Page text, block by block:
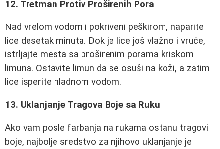
12. Tretman Protiv Proširenih Pora
Nad vrelom vodom i pokriveni peškirom, naparite
lice desetak minuta. Dok je lice još vlažno i vruće,
istrljajte mesta sa proširenim porama kriskom
limuna. Ostavite limun da se osuši na koži, a zatim
lice isperite hladnom vodom.
13. Uklanjanje Tragova Boje sa Ruku
Ako vam posle farbanja na rukama ostanu tragovi
boje, najbolje sredstvo za njihovo uklanjanje je